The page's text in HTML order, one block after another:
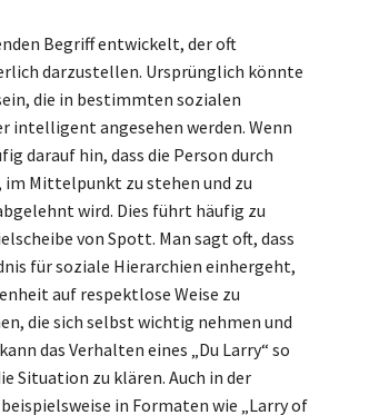
Begriff entwickelt, der oft
darzustellen. Ursprünglich könnte
die in bestimmten sozialen
intelligent angesehen werden. Wenn
darauf hin, dass die Person durch
Mittelpunkt zu stehen und zu
wird. Dies führt häufig zu
von Spott. Man sagt oft, dass
für soziale Hierarchien einhergeht,
auf respektlose Weise zu
die sich selbst wichtig nehmen und
das Verhalten eines „Du Larry“ so
Situation zu klären. Auch in der
in Formaten wie „Larry of